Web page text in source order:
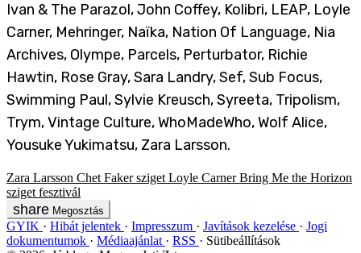
Ivan & The Parazol, John Coffey, Kolibri, LEAP, Loyle
Carner, Mehringer, Naïka, Nation Of Language, Nia
Archives, Olympe, Parcels, Perturbator, Richie
Hawtin, Rose Gray, Sara Landry, Sef, Sub Focus,
Swimming Paul, Sylvie Kreusch, Syreeta, Tripolism,
Trym, Vintage Culture, WhoMadeWho, Wolf Alice,
Yousuke Yukimatsu, Zara Larsson.
Zara Larsson Chet Faker sziget Loyle Carner Bring Me the Horizon
sziget fesztivál
Megosztás
GYIK Hibát jelentek Impresszum Javítások kezelése
Jogi
dokumentumok
Médiaajánlat RSS
Sütibeállítások